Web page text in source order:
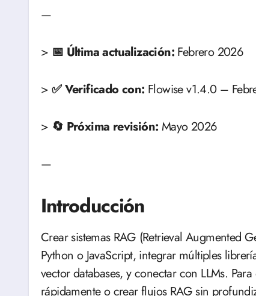
—
> 📅 Última actualización: Febrero 2026
> ✅ Verificado con: Flowise v1.4.0 –
> 🔄 Próxima revisión: Mayo 2026
—
Introducción
Crear sistemas RAG (Retrieval Augmented
Python o JavaScript, integrar múltiples
vector databases, y conectar con LLMs.
rápidamente o crear flujos RAG sin